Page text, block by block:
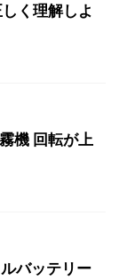
く理解しよ
機 回転が上
バッテリー